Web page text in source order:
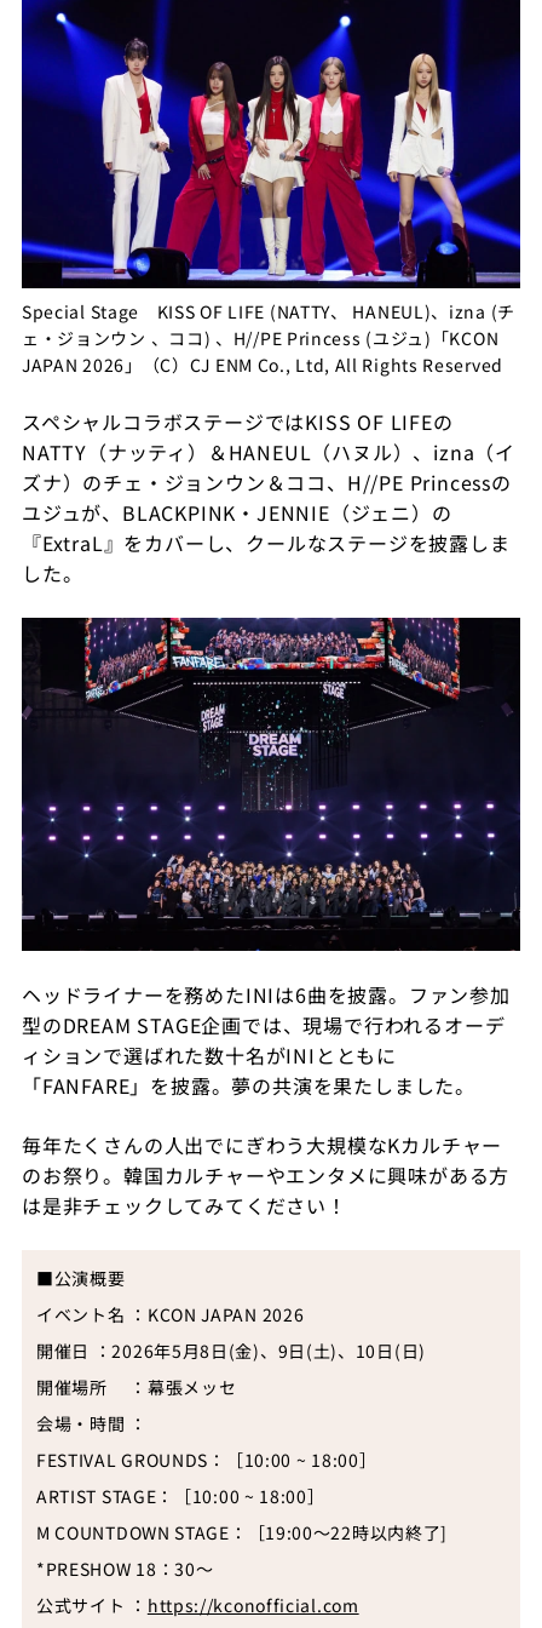
Special Stage KISS OF LIFE (NATTY、 HANEUL)、izna (チ
ェ・ジョンウン 、ココ) 、H//PE Princess (ユジュ)「KCON
JAPAN 2026」（C）CJ ENM Co., Ltd, All Rights Reserved
スペシャルコラボステージではKISS OF LIFEの
NATTY （ナッティ）＆ HANEUL （ハヌル）、 izna （イ
ズナ）のチェ・ジョンウン＆ココ、 H//PE Princessの
ユジュが、 BLACKPINK ・ JENNIE （ジェニ）の
『ExtraL』をカバーし、クールなステージを披露しま
した。
ヘッドライナーを務めたINIは6曲を披露。ファン参加
型のDREAM STAGE企画では、現場で行われるオーデ
ィションで選ばれた数十名がINI とともに
「FANFARE」を披露。夢の共演を果たしました。
毎年たくさんの人出でにぎわう大規模なKカルチャー
のお祭り。韓国カルチャーやエンタメに興味がある方
は是非チェックしてみてください！
■公演概要
イベント名 ： KCON JAPAN 2026
開催日 ：2026年5月8 日 (金)、 9日 (土)、 10 日 ( 日)
開催場所 ：幕張メッセ
会場・時間 ：
FESTIVAL GROUNDS ：［10:00 ~ 18:00］
ARTIST STAGE ：［10:00 ~ 18:00］
M COUNTDOWN STAGE ：［19:00～22時以内終了]
*PRESHOW 18 ：30～
公式サイト ： https://kconofficial.com